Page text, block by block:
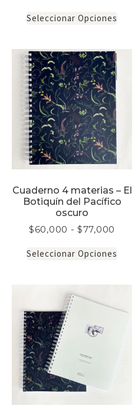
Seleccionar Opciones
Cuaderno 4 materias – El
Botiquín del Pacífico
oscuro
$60,000 - $77,000
Seleccionar Opciones